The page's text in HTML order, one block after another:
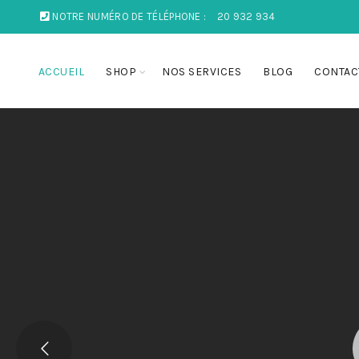
NOTRE NUMÉRO DE TÉLÉPHONE : 20 932 934
ACCUEIL SHOP NOS SERVICES BLOG